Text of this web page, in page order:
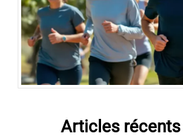
Articles récents